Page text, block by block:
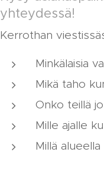
yhteydessä!
Kerrothan
Minkälaisia
Mikä taho
Onko teillä
Mille ajalle
Millä